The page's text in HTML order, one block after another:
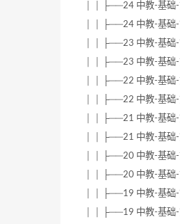
│ │ ├──24 中教-基础-
│ │ ├──24 中教-基础-
│ │ ├──23 中教-基础-
│ │ ├──23 中教-基础-
│ │ ├──22 中教-基础-
│ │ ├──22 中教-基础-
│ │ ├──21 中教-基础-
│ │ ├──21 中教-基础-
│ │ ├──20 中教-基础-
│ │ ├──20 中教-基础-
│ │ ├──19 中教-基础-
│ │ ├──19 中教-基础-